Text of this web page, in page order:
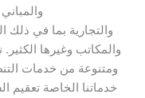
والتجارية بما في
والمكاتب وغيرها
ومتنوعة من خدمات
خدماتنا الخاصة تعقيم